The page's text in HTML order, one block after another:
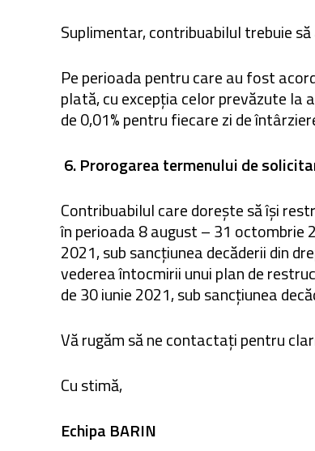
Suplimentar, contribuabilul trebuie
Pe perioada pentru care au fost
plată, cu excepția celor prevăzute la
de 0,01% pentru fiecare zi de
6.Prorogarea termenului de
Contribuabilul care dorește să își
în perioada 8 august – 31 octombrie
2021, sub sancțiunea decăderii din
vederea întocmirii unui plan de
de 30 iunie 2021, sub sancțiunea
Vă rugăm să ne contactați pentru
Cu stimă,
Echipa BARIN